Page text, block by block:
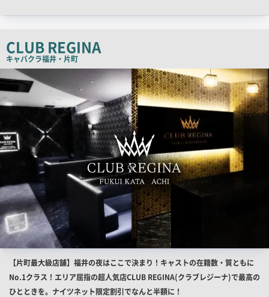
ー
CLUB REGINA
キャバクラ福井・片町
検
索
結
果
一
画
像
店
舗
PR
【片町最大級店舗】福井の夜はここで決まり！キャストの在籍数・質ともに
No.1クラス！エリア屈指の超人気店CLUB REGINA(クラブレジーナ)で最高の
ひとときを。ナイツネット限定割引でなんと半額に！